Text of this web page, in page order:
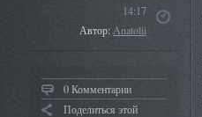
14:17
Автор:Anatolii
0 Комментарии
Поделиться этой